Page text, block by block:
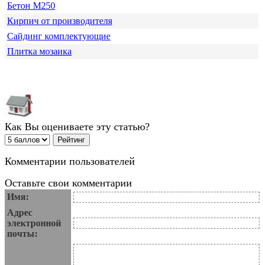
Бетон М250
Кирпич от производителя
Сайдинг комплектующие
Плитка мозаика
Как Вы оцениваете эту статью?
Комментарии пользователей
Оставьте свои комментарии
Имя:
Адрес
электронной
почты: